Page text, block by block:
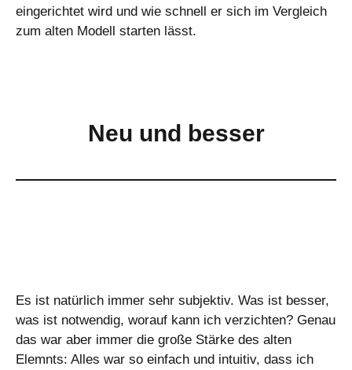
eingerichtet wird und wie schnell er sich im Vergleich
zum alten Modell starten lässt.
Neu und besser
Es ist natürlich immer sehr subjektiv. Was ist besser,
was ist notwendig, worauf kann ich verzichten? Genau
das war aber immer die große Stärke des alten
Elemnts: Alles war so einfach und intuitiv, dass ich